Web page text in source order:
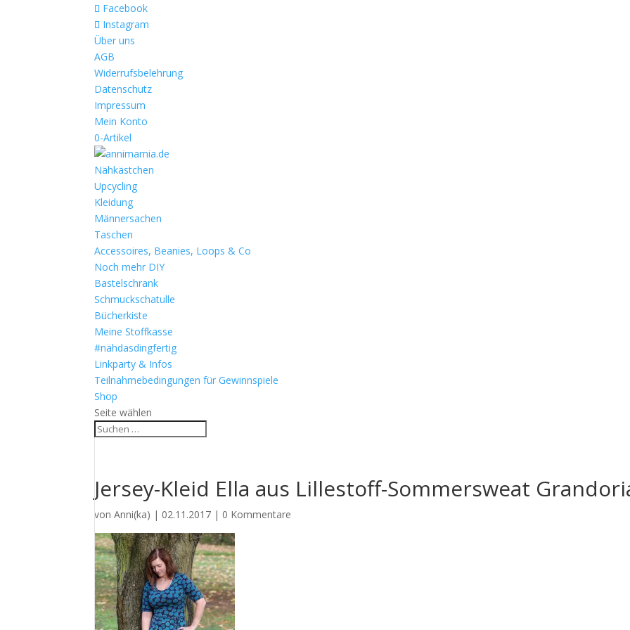
Facebook
Instagram
Über uns
AGB
Widerrufsbelehrung
Datenschutz
Impressum
Mein Konto
0-Artikel
Nähkästchen
Upcycling
Kleidung
Männersachen
Taschen
Accessoires, Beanies, Loops & Co
Noch mehr DIY
Bastelschrank
Schmuckschatulle
Bücherkiste
Meine Stoffkasse
#nähdasdingfertig
Linkparty & Infos
Teilnahmebedingungen für Gewinnspiele
Shop
Seite wählen
Jersey-Kleid Ella aus Lillestoff-Sommersweat
vonAnni(ka) | 02.11.2017 | 0 Kommentare